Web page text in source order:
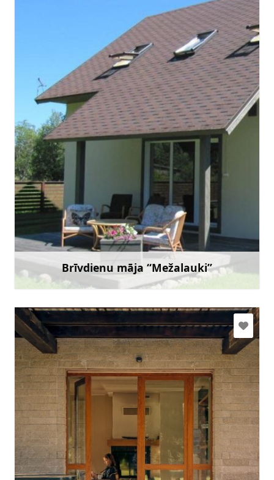
Brīvdienu māja “Mežalauki”
+371 26536887
Doties
Uzzināt vairāk